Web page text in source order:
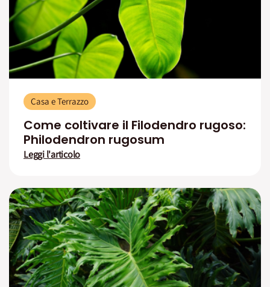
Casa e Terrazzo
Come coltivare il Filodendro rugoso:
Philodendron rugosum
Leggi l'articolo